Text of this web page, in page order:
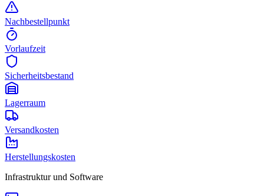
Nachbestellpunkt
Vorlaufzeit
Sicherheitsbestand
Lagerraum
Versandkosten
Herstellungskosten
Infrastruktur und Software